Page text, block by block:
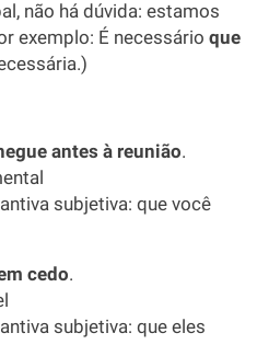
não há dúvida: estamos
exemplo: É necessário que
antes à reunião.
subjetiva: que você
cedo.
subjetiva: que eles